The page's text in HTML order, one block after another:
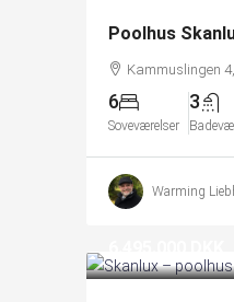
Poolhus
Kammuslingen
6
Soveværelser
3
Warming